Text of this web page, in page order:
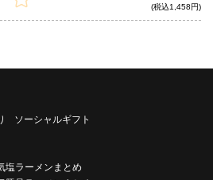
(税込1,458円)
ソーシャルギフト
塩ラーメンまとめ